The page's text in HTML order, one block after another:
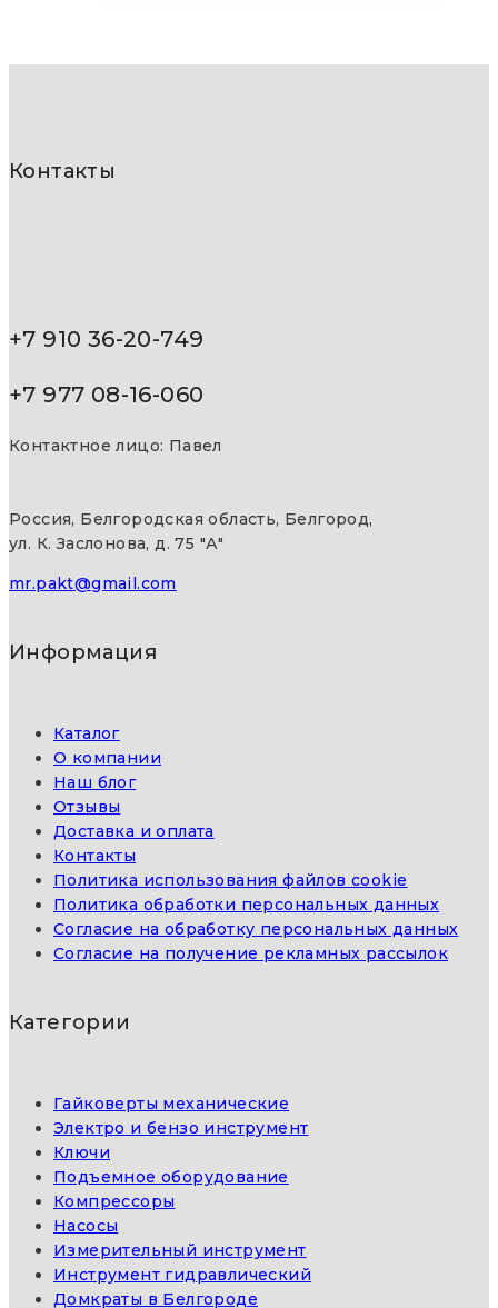
Контакты
+7 910 36-20-749
+7 977 08-16-060
Контактное лицо: Павел
Россия, Белгородская область, Белгород,
ул. К. Заслонова, д. 75 "А"
mr.pakt@gmail.com
Информация
Каталог
О компании
Наш блог
Отзывы
Доставка и оплата
Контакты
Политика использования файлов cookie
Политика обработки персональных данных
Согласие на обработку персональных данных
Согласие на получение рекламных рассылок
Категории
Гайковерты механические
Электро и бензо инструмент
Ключи
Подъемное оборудование
Компрессоры
Насосы
Измерительный инструмент
Инструмент гидравлический
Домкраты в Белгороде